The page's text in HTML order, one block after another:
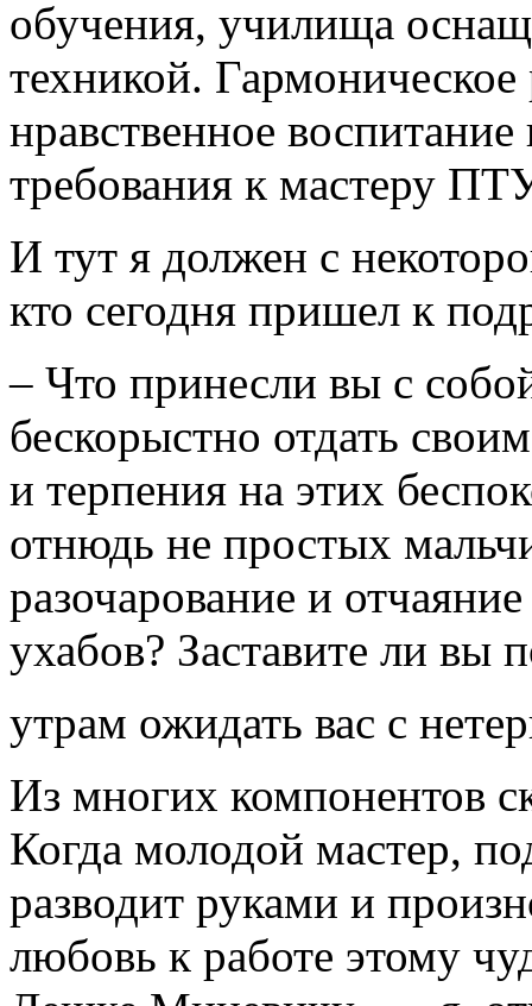
обучения, училища
техникой.
нравственное
требования к мастеру
И тут я должен с
кто сегодня пришел к
– Что принесли вы с
бескорыстно отдать
и терпения на этих
отнюдь не простых
разочарование и
ухабов? Заставите ли вы
утрам ожидать вас с
Из многих компонентов
Когда молодой мастер,
разводит руками и
любовь к работе этому